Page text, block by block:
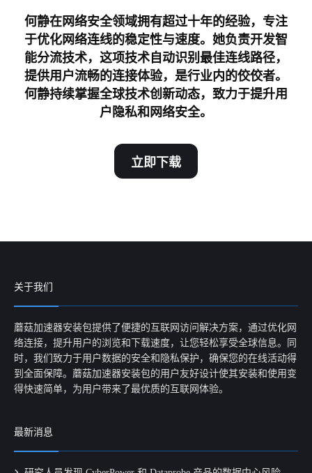
何静在网络安全领域拥有超过十年的经验，专注
于优化网络连线的稳定性与速度。她负责开发智
能分流技术，这项技术自动识别最佳连线路径，
提供用户流畅的连接体验，是行业内的佼佼者。
何静持续掌握全球技术创新动态，致力于提升用
户隐私和网络安全。
立即下载
关于我们
蘑菇加速器安装包提供了便捷的互联网访问解决方案，通过优化网
络连接，提升用户的浏览和下载速度，让您轻松享受全球信息。同
时，我们致力于用户数据的安全和隐私保护，确保您的在线活动得
到全面保障。蘑菇加速器安装包的用户友好设计使其安装和使用变
得快速简单，为用户带来了最优质的互联网体验。
最新消息